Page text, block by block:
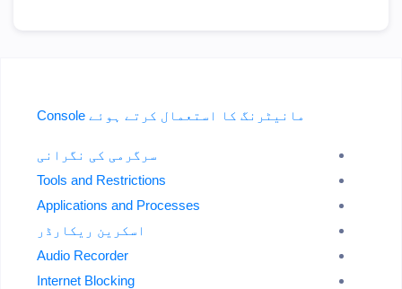
مانیٹرنگ کا استعمال کرتے ہوئے Console
سرگرمی کی نگرانی
Tools and Restrictions
Applications and Processes
اسکرین ریکارڈر
Audio Recorder
Internet Blocking